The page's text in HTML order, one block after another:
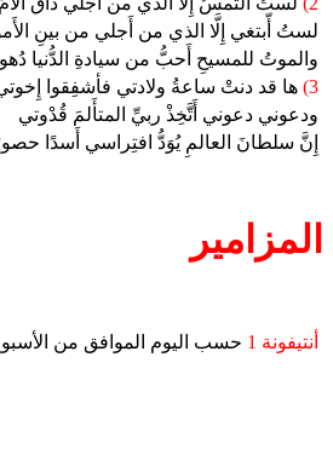
لستُ أّبتغي إِلَّا الذي من أَجلي من بينِ
والموتُ للمسيحِ أَحبُّ من سيادةِ الدُّنيا
3) ها قد دنتْ ساعةُ ولادتي فأشفِقوا
ودعوني دعوني أَتَّخِذْ ربيِّ المتأَلمَ قُدْوتي
إِنَّ سلطانَ العالمِ يُوَدُّ افتِراسي أَسدًا
المزامير
أنتيفونة 1 حسب اليوم الموافق من